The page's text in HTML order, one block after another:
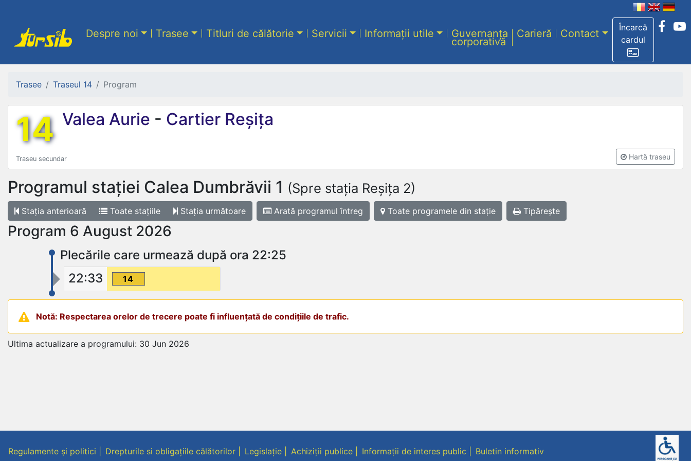
Încarcă
cardul
Despre noi Trasee Titluri de călătorie Servicii Informații utile Guvernanța
corporativă
Carieră Contact
Trasee Traseul 14 Program
14 Valea Aurie - Cartier Reșița
Traseu secundar Hartă traseu
Programul stației Calea Dumbrăvii 1 (Spre stația Reșița 2)
Stația anterioară Toate stațiile Stația următoare Arată programul întreg Toate programele din stație Tipărește
Program 6 August 2026
Plecările care urmează după ora 22:25
22:33
14
Notă: Respectarea orelor de trecere poate fi influențată de condițiile de trafic.
Ultima actualizare a programului: 30 Jun 2026
Regulamente și politici Drepturile si obligațiile călătorilor Legislație Achiziții publice Informații de interes public Buletin informativ